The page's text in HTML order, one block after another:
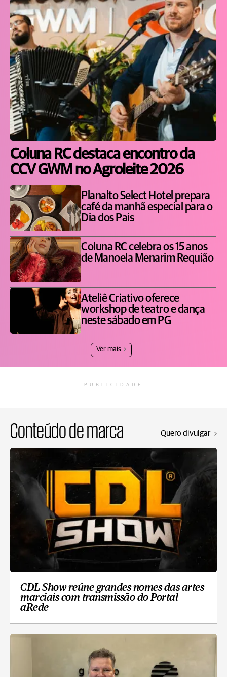
Coluna RC destaca encontro da
CCV GWM no Agroleite 2026
Planalto Select Hotel prepara
café da manhã especial para o
Dia dos Pais
Coluna RC celebra os 15 anos
de Manoela Menarim Requião
Ateliê Criativo oferece
workshop de teatro e dança
neste sábado em PG
Ver mais
PUBLICIDADE
Conteúdo de marca Quero divulgar
CDL Show reúne grandes nomes das artes
marciais com transmissão do Portal
aRede